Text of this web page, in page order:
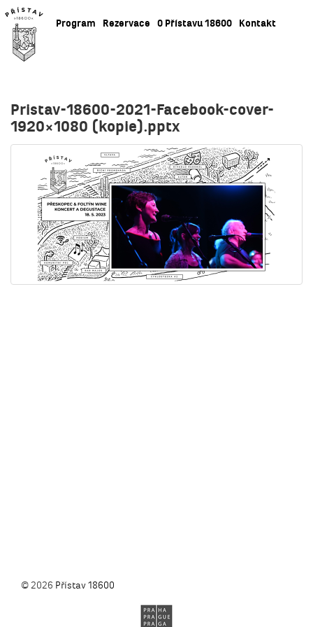
Program Rezervace O Přístavu 18600 Kontakt
Pristav-18600-2021-Facebook-cover-
1920×1080 (kopie).pptx
© 2026 Přístav 18600